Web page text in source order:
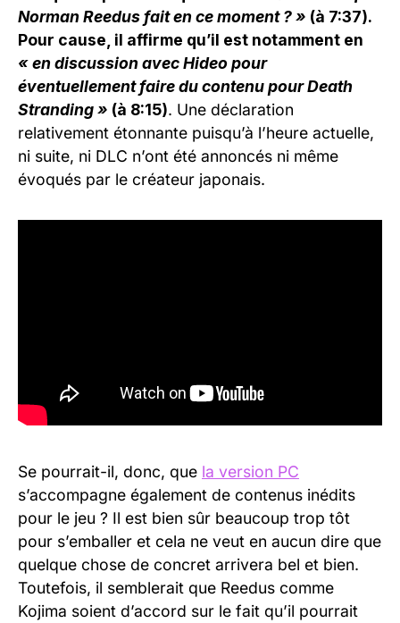
Norman Reedus fait en ce moment ? » (à 7:37).
Pour cause, il affirme qu’il est notamment en
« en discussion avec Hideo pour
éventuellement faire du contenu pour Death
Stranding » (à 8:15). Une déclaration
relativement étonnante puisqu’à l’heure actuelle,
ni suite, ni DLC n’ont été annoncés ni même
évoqués par le créateur japonais.
Se pourrait-il, donc, que la version PC
s’accompagne également de contenus inédits
pour le jeu ? Il est bien sûr beaucoup trop tôt
pour s’emballer et cela ne veut en aucun dire que
quelque chose de concret arrivera bel et bien.
Toutefois, il semblerait que Reedus comme
Kojima soient d’accord sur le fait qu’il pourrait